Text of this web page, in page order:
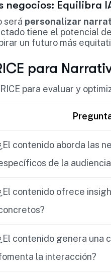
negocios: Equilibra
será personalizar
tiene el potencial
un futuro más
para
para evaluar y
contenido aborda las
de la
contenido ofrece
contenido genera una
la interacción?